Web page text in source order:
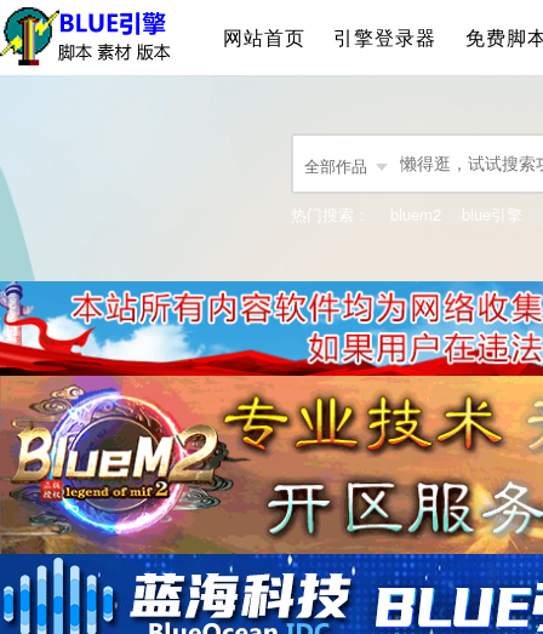
网站首页 引擎登录器 免费脚
全部作品
热门搜索： bluem2 blue引擎